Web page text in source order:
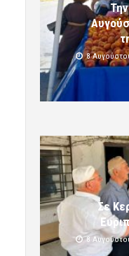
8
Σε
8